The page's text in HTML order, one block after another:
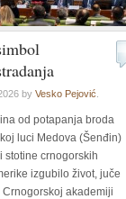
by Vesko Pejović
od potapanja broda
luci Medova (Šenđin)
stotine crnogorskih
izgubilo život, juče
akademiji